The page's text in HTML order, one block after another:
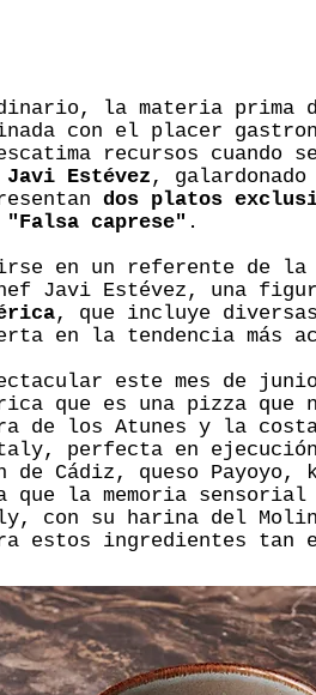
la materia prima
con el placer
recursos cuando
Estévez , galardonado
dos platos
caprese" .
en un referente de la
Javi Estévez, una
, que incluye
en la tendencia más
este mes de
que es una pizza que
de los Atunes y la
perfecta en
de Cádiz, queso Payoyo,
la memoria sensorial
con su harina del
estos ingredientes tan